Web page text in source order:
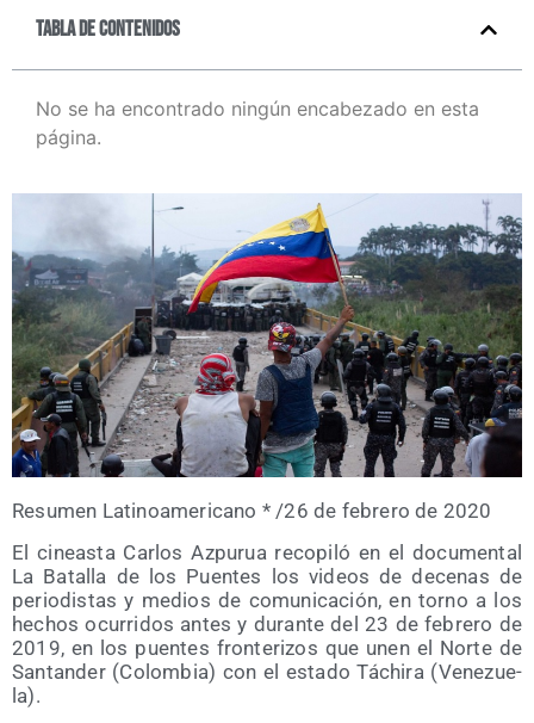
Tabla de contenidos
No se ha encontrado ningún encabezado en esta
página.
Resu­men Lati­no­ame­ri­cano * /​26 de febre­ro de 2020
El cineas­ta Car­los Azpu­rua reco­pi­ló en el docu­men­tal
La Bata­lla de los Puen­tes los videos de dece­nas de
perio­dis­tas y medios de comu­ni­ca­ción, en torno a los
hechos ocu­rri­dos antes y duran­te del 23 de febre­ro de
2019, en los puen­tes fron­te­ri­zos que unen el Nor­te de
San­tan­der (Colom­bia) con el esta­do Táchi­ra (Vene­zue­
la).